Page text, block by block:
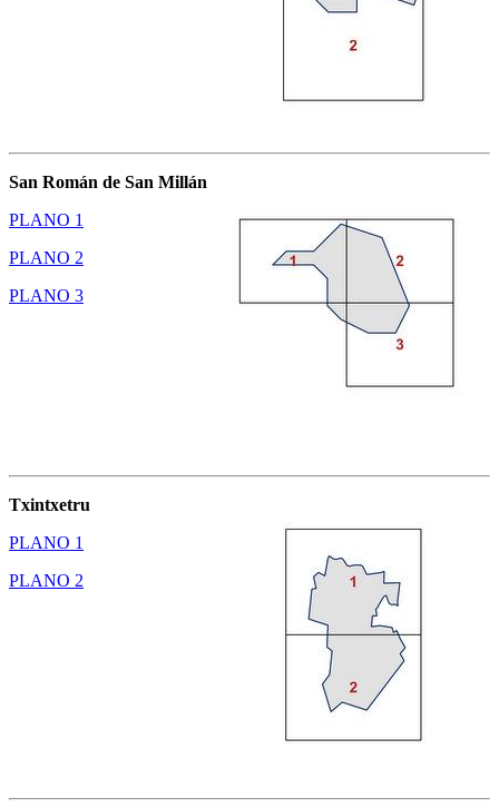
San Román de San Millán
PLANO 1
PLANO 2
PLANO 3
Txintxetru
PLANO 1
PLANO 2